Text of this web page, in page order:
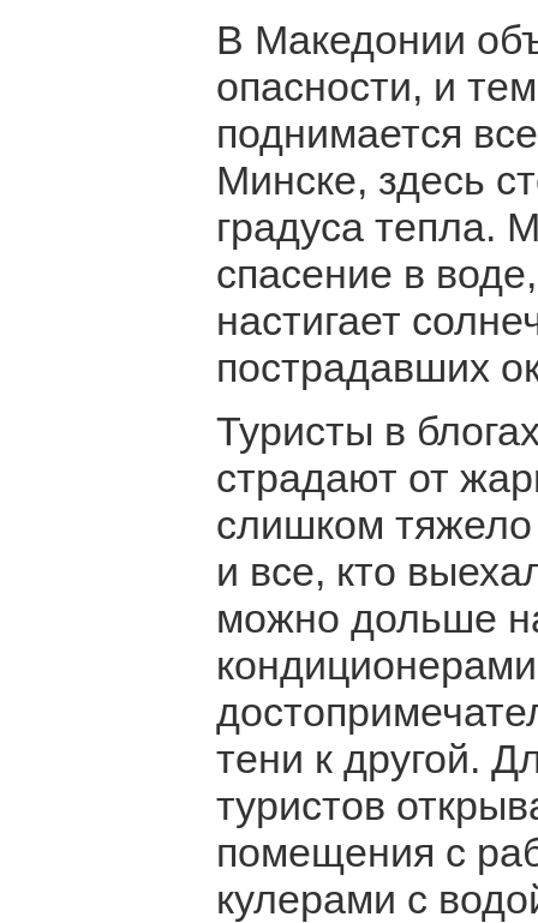
В Македонии
опасности, и
поднимается
Минске, здесь
градуса тепла.
спасение в
настигает
пострадавших
Туристы в
страдают от
слишком тяжело
и все, кто
можно дольше
тени к другой.
туристов
помещения с
кулерами с